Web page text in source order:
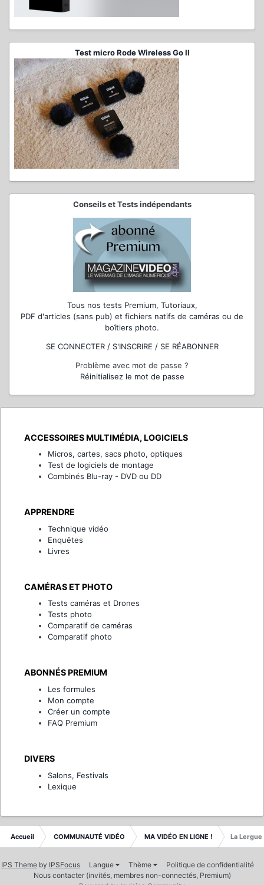
Test micro Rode Wireless Go II
Conseils et Tests indépendants
Tous nos tests Premium, Tutoriaux,
PDF d'articles (sans pub) et fichiers natifs de caméras ou de
boîtiers photo.
SE CONNECTER / S'INSCRIRE / SE RÉABONNER
Problème avec mot de passe ?
Réinitialisez le mot de passe
ACCESSOIRES MULTIMÉDIA, LOGICIELS
Micros, cartes, sacs photo, optiques
Test de logiciels de montage
Combinés Blu-ray - DVD ou DD
APPRENDRE
Technique vidéo
Enquêtes
Livres
CAMÉRAS ET PHOTO
Tests caméras et Drones
Tests photo
Comparatif de caméras
Comparatif photo
ABONNÉS PREMIUM
Les formules
Mon compte
Créer un compte
FAQ Premium
DIVERS
Salons, Festivals
Lexique
Accueil COMMUNAUTÉ VIDÉO MA VIDÉO EN LIGNE ! La Lergue
IPS Theme by IPSFocus Langue Thème
Politique de confidentialité
Nous contacter (invités, membres non-connectés, Premium)